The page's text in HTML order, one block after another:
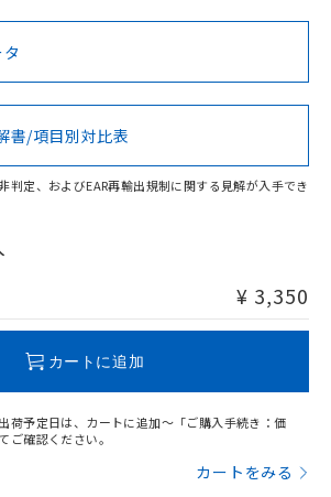
Hg Cd Cr(VI)
O
混在する可能性があります。
。
書/項目別対比表
判定、およびEAR再輸出規制に関する見解が入手でき
¥ 3,350
カートに追加
荷予定日は、カートに追加～「ご購入手続き：価
ご確認ください。
カートをみる